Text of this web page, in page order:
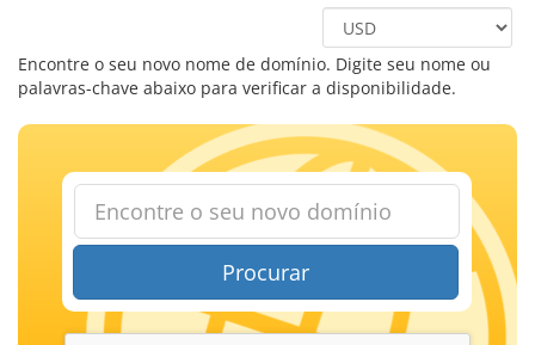
Encontre o seu novo nome de domínio. Digite seu nome ou
palavras-chave abaixo para verificar a disponibilidade.
Procurar